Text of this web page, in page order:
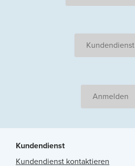
Kundendienst
Anmelden
Kundendienst
Kundendienst kontaktieren